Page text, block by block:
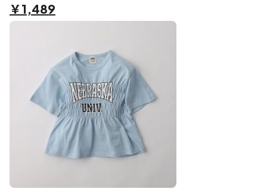
￥1,489